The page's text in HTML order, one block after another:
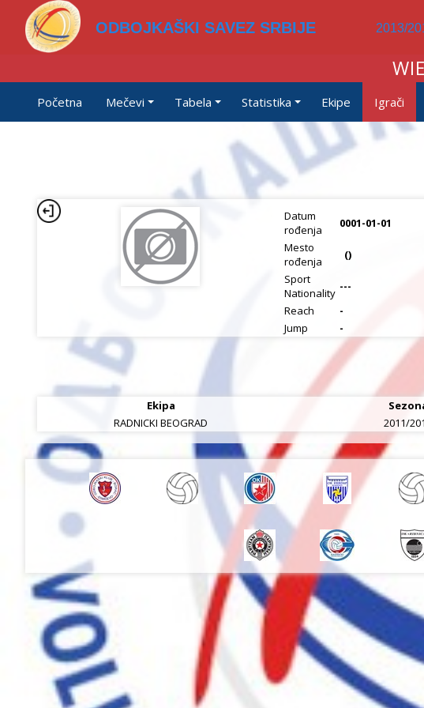
ODBOJKAŠKI SAVEZ SRBIJE 2013/
Početna Mečevi Tabela Statistika Ekipe Igrači
Datum
rođenja
0001-01-01
Mesto
rođenja
()
Sport
Nationality ---
Reach
-
Jump
-
Ekipa
RADNICKI BEOGRAD
2011/